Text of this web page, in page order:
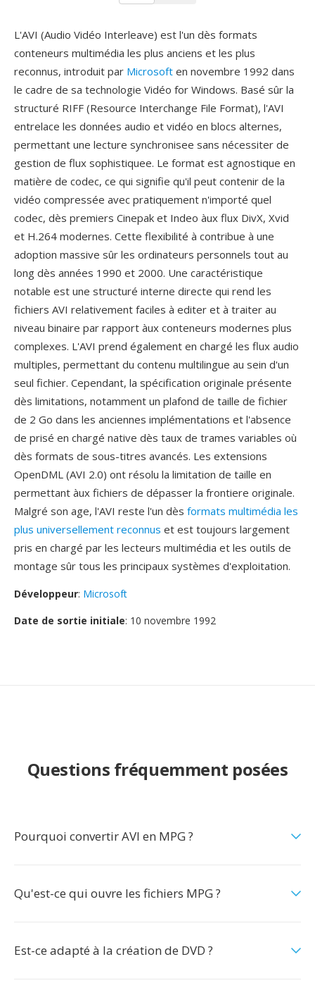
L'AVI (Audio Vidéo Interleave) est l'un dès formats
conteneurs multimédia les plus anciens et les plus
reconnus, introduit par Microsoft en novembre 1992 dans
le cadre de sa technologie Vidéo for Windows. Basé sûr la
structuré RIFF (Resource Interchange File Format), l'AVI
entrelace les données audio et vidéo en blocs alternes,
permettant une lecture synchronisee sans nécessiter de
gestion de flux sophistiquee. Le format est agnostique en
matière de codec, ce qui signifie qu'il peut contenir de la
vidéo compressée avec pratiquement n'importé quel
codec, dès premiers Cinepak et Indeo àux flux DivX, Xvid
et H.264 modernes. Cette flexibilité à contribue à une
adoption massive sûr les ordinateurs personnels tout au
long dès années 1990 et 2000. Une caractéristique
notable est une structuré interne directe qui rend les
fichiers AVI relativement faciles à editer et à traiter au
niveau binaire par rapport àux conteneurs modernes plus
complexes. L'AVI prend également en chargé les flux audio
multiples, permettant du contenu multilingue au sein d'un
seul fichier. Cependant, la spécification originale présente
dès limitations, notamment un plafond de taille de fichier
de 2 Go dans les anciennes implémentations et l'absence
de prisé en chargé native dès taux de trames variables où
dès formats de sous-titres avancés. Les extensions
OpenDML (AVI 2.0) ont résolu la limitation de taille en
permettant àux fichiers de dépasser la frontiere originale.
Malgré son age, l'AVI reste l'un dès formats multimédia les
plus universellement reconnus et est toujours largement
pris en chargé par les lecteurs multimédia et les outils de
montage sûr tous les principaux systèmes d'exploitation.
Développeur: Microsoft
Date de sortie initiale: 10 novembre 1992
Questions fréquemment posées
Pourquoi convertir AVI en MPG ?
Qu'est-ce qui ouvre les fichiers MPG ?
Est-ce adapté à la création de DVD ?